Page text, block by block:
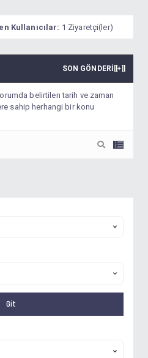
Kullanıcılar: 1 Ziyaretçi(ler)
SON GÖNDERI [+]]
belirtilen tarih ve zaman
sahip herhangi bir konu